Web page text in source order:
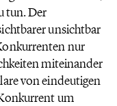
tun. Der
unsichtbar
nur
miteinander
von eindeutigen
um